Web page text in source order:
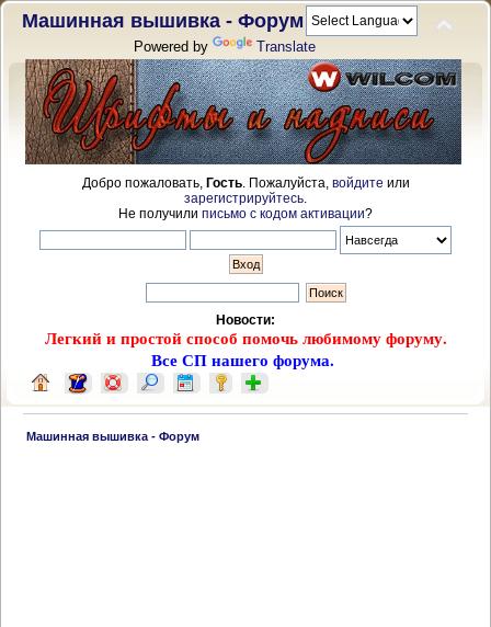
Машинная вышивка - Форум
Powered by Translate
Добро пожаловать, Гость. Пожалуйста, войдите или
зарегистрируйтесь
Не получили письмо с кодом активации?
Новости:
Легкий и простой способ помочь любимому форуму.
Все СП нашего форума.
Машинная вышивка - Форум